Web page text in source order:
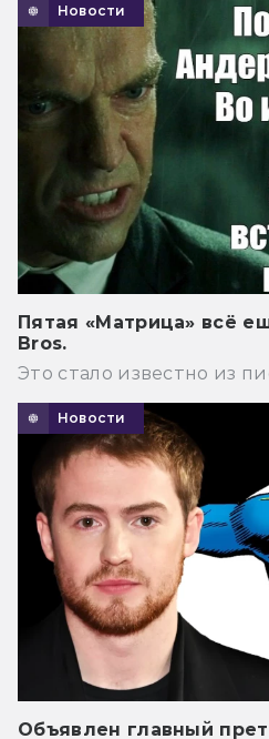
Новости
Пятая «Матрица» всё
Bros.
Это стало известно из
Новости
Объявлен главный